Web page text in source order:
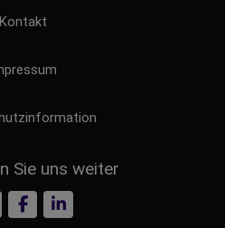
Kontakt
Sie uns weiter